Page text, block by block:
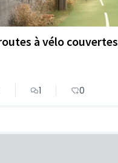
à vélo couvertes
1 0